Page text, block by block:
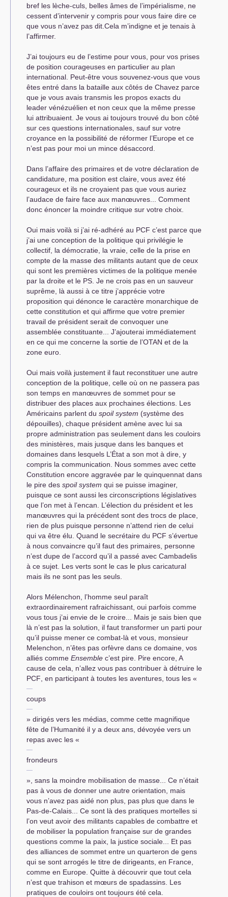
bref les lèche-culs, belles âmes de l’impérialisme, ne
cessent d’intervenir y compris pour vous faire dire ce
que vous n’avez pas dit.Cela m’indigne et je tenais à
l’affirmer.
J’ai toujours eu de l’estime pour vous, pour vos prises
de position courageuses en particulier au plan
international. Peut-être vous souvenez-vous que vous
êtes entré dans la bataille aux côtés de Chavez parce
que je vous avais transmis les propos exacts du
leader vénézuélien et non ceux que la même presse
lui attribuaient. Je vous ai toujours trouvé du bon côté
sur ces questions internationales, sauf sur votre
croyance en la possibilité de réformer l’Europe et ce
n’est pas pour moi un mince désaccord.
Dans l’affaire des primaires et de votre déclaration de
candidature, ma position est claire, vous avez été
courageux et ils ne croyaient pas que vous auriez
l’audace de faire face aux manœuvres... Comment
donc énoncer la moindre critique sur votre choix.
Oui mais voilà si j’ai ré-adhéré au PCF c’est parce que
j’ai une conception de la politique qui privilégie le
collectif, la démocratie, la vraie, celle de la prise en
compte de la masse des militants autant que de ceux
qui sont les premières victimes de la politique menée
par la droite et le PS . Je ne crois pas en un sauveur
suprême, là aussi à ce titre j’apprécie votre
proposition qui dénonce le caractère monarchique de
cette constitution et qui affirme que votre premier
travail de président serait de convoquer une
assemblée constituante... J’ajouterai immédiatement
en ce qui me concerne la sortie de l’OTAN et de la
zone euro.
Oui mais voilà justement il faut reconstituer une autre
conception de la politique, celle où on ne passera pas
son temps en manœuvres de sommet pour se
distribuer des places aux prochaines élections. Les
Américains parlent du spoil system (système des
dépouilles), chaque président amène avec lui sa
propre administration pas seulement dans les couloirs
des ministères, mais jusque dans les banques et
domaines dans lesquels L’État a son mot à dire, y
compris la communication. Nous sommes avec cette
Constitution encore aggravée par le quinquennat dans
le pire des spoil system qui se puisse imaginer,
puisque ce sont aussi les circonscriptions législatives
que l’on met à l’encan. L’élection du président et les
manœuvres qui la précédent sont des trocs de place,
rien de plus puisque personne n’attend rien de celui
qui va être élu. Quand le secrétaire du PCF s’évertue
à nous convaincre qu’il faut des primaires, personne
n’est dupe de l’accord qu’il a passé avec Cambadelis
à ce sujet. Les verts sont le cas le plus caricatural
mais ils ne sont pas les seuls.
Alors Mélenchon, l’homme seul paraît
extraordinairement rafraichissant, oui parfois comme
vous tous j’ai envie de le croire... Mais je sais bien que
là n’est pas la solution, il faut transformer un parti pour
qu’il puisse mener ce combat-là et vous, monsieur
Melenchon, n’êtes pas orfèvre dans ce domaine, vos
alliés comme Ensemble c’est pire. Pire encore, A
cause de cela, n’allez vous pas contribuer à détruire le
PCF , en participant à toutes les aventures, tous les «
coups
» dirigés vers les médias, comme cette magnifique
fête de l’Humanité il y a deux ans, dévoyée vers un
repas avec les «
frondeurs
», sans la moindre mobilisation de masse... Ce n’était
pas à vous de donner une autre orientation, mais
vous n’avez pas aidé non plus, pas plus que dans le
Pas-de-Calais... Ce sont là des pratiques mortelles si
l’on veut avoir des militants capables de combattre et
de mobiliser la population française sur de grandes
questions comme la paix, la justice sociale... Et pas
des alliances de sommet entre un quarteron de gens
qui se sont arrogés le titre de dirigeants, en France,
comme en Europe. Quitte à découvrir que tout cela
n’est que trahison et mœurs de spadassins. Les
pratiques de couloirs ont toujours été cela.